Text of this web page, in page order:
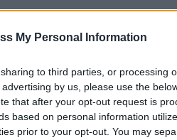
My Personal Information
to third parties, or processing
by us, please use the
that after your opt-out request is
based on personal information
prior to your opt-out. You may